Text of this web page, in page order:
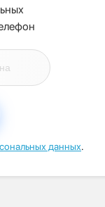
данных.